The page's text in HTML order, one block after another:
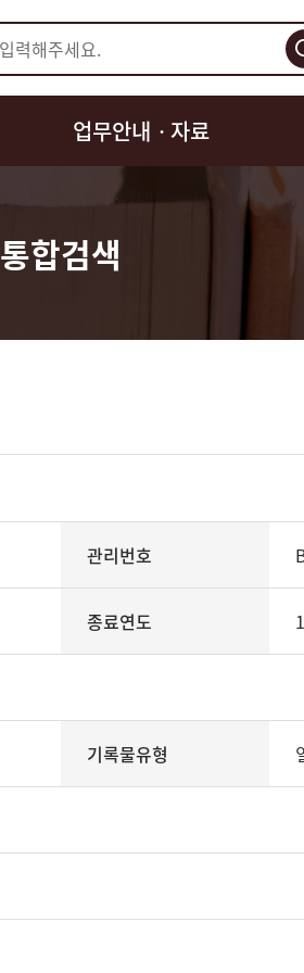
업무안내ㆍ자료
통합검색
관리번호
종료연도
기록물유형